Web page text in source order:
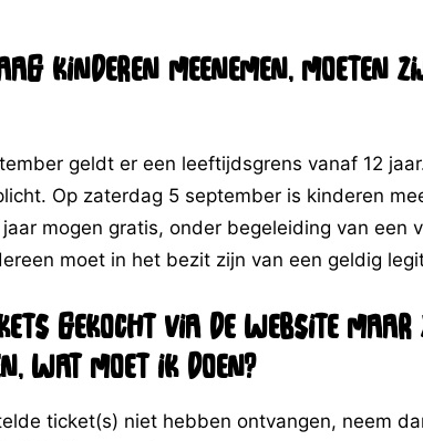
kinderen meenemen, moeten
geldt er een leeftijdsgrens vanaf 12
Op zaterdag 5 september is kinderen
mogen gratis, onder begeleiding van een
moet in het bezit zijn van een geldig
gekocht via de website maar
wat moet ik doen?
ticket(s) niet hebben ontvangen, neem